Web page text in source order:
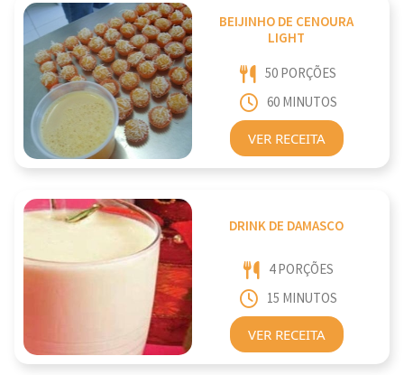
BEIJINHO DE CENOURA
LIGHT
50 PORÇÕES
60 MINUTOS
VER RECEITA
DRINK DE DAMASCO
4 PORÇÕES
15 MINUTOS
VER RECEITA